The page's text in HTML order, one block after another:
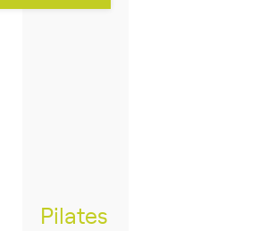
Pilates